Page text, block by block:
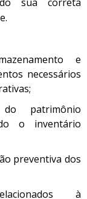
e
necessários
patrimônio
o inventário
preventiva dos
à